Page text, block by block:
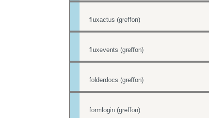
fluxactus (greffon)
fluxevents (greffon)
folderdocs (greffon)
formlogin (greffon)